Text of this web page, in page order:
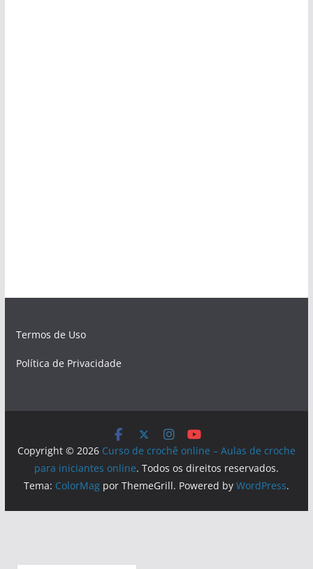
Termos de Uso
Política de Privacidade
Copyright © 2026 Curso de crochê online – Aulas de croche
para iniciantes online. Todos os direitos reservados.
Tema: ColorMagpor ThemeGrill. Powered by WordPress.